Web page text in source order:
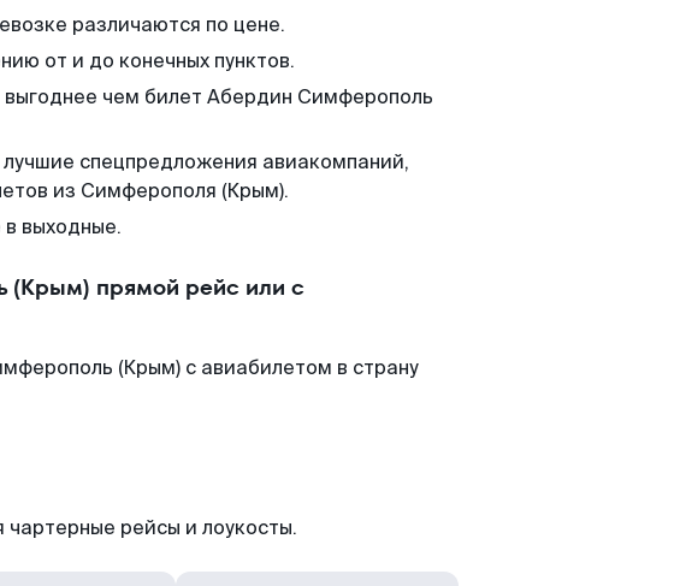
различаются по цене.
от и до конечных пунктов.
выгоднее чем билет Абердин Симферополь
спецпредложения авиакомпаний,
из Симферополя (Крым).
выходные.
(Крым) прямой рейс или с
(Крым) с авиабилетом в страну
чартерные рейсы и лоукосты.